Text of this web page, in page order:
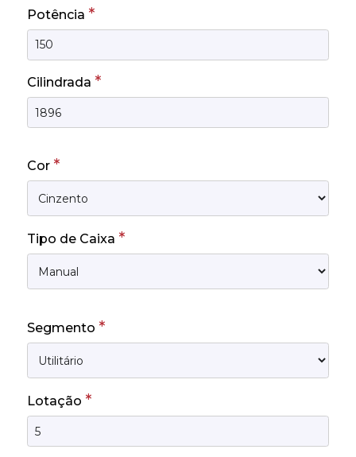
Potência *
Cilindrada *
Cor *
Tipo de Caixa *
Segmento *
Lotação *